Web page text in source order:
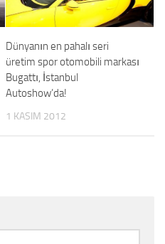
Dünyanın en pahalı seri
üretim spor otomobili markası
Bugattı, İstanbul
Autoshow’da!
1 KASIM 2012